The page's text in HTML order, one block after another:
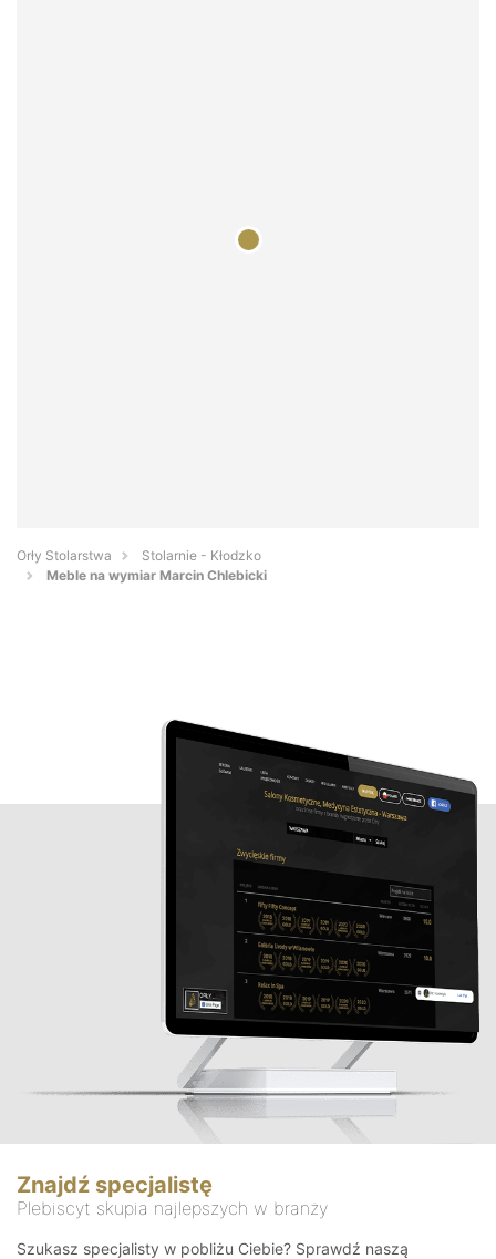
Orły Stolarstwa
Stolarnie - Kłodzko
Meble na wymiar Marcin Chlebicki
Znajdź specjalistę
Plebiscyt skupia najlepszych w branży
Szukasz specjalisty w pobliżu Ciebie? Sprawdź naszą